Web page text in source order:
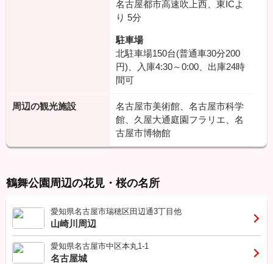
名古屋都市高速吹上西、東ICよ
り 5分
駐車場
北駐車場150台(普通車30分200
円)、入庫4:30～0:00、出庫24時
間可
周辺の観光施設
名古屋市美術館、名古屋市科学
館、久屋大通庭園フラリエ、名
古屋市博物館
鶴舞公園周辺の花見・桜の名所
愛知県名古屋市瑞穂区田辺通3丁目他
山崎川周辺
愛知県名古屋市中区本丸1-1
名古屋城